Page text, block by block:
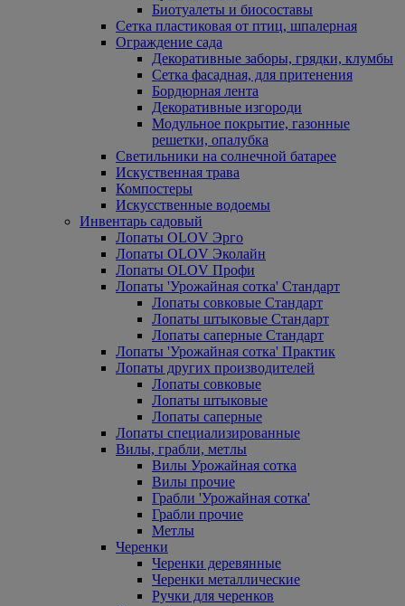
Биотуалеты и биосоставы
Сетка пластиковая от птиц, шпалерная
Ограждение сада
Декоративные заборы, грядки, клумбы
Сетка фасадная, для притенения
Бордюрная лента
Декоративные изгороди
Модульное покрытие, газонные
решетки, опалубка
Светильники на солнечной батарее
Искуственная трава
Компостеры
Искусственные водоемы
Инвентарь садовый
Лопаты OLOV Эрго
Лопаты OLOV Эколайн
Лопаты OLOV Профи
Лопаты 'Урожайная сотка' Стандарт
Лопаты совковые Стандарт
Лопаты штыковые Стандарт
Лопаты саперные Стандарт
Лопаты 'Урожайная сотка' Практик
Лопаты других производителей
Лопаты совковые
Лопаты штыковые
Лопаты саперные
Лопаты специализированные
Вилы, грабли, метлы
Вилы Урожайная сотка
Вилы прочие
Грабли 'Урожайная сотка'
Грабли прочие
Метлы
Черенки
Черенки деревянные
Черенки металлические
Ручки для черенков